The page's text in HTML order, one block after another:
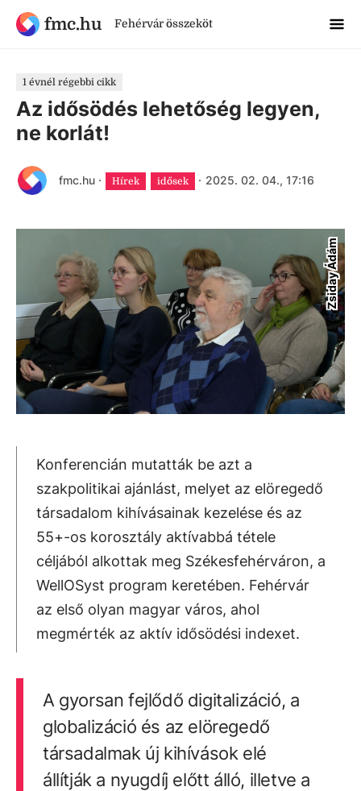
fmc.hu Fehérvár összeköt
1 évnél régebbi cikk
Az idősödés lehetőség legyen,
ne korlát!
fmc.hu · Hírek idősek · 2025. 02. 04., 17:16
Zsiday Ádám
Konferencián mutatták be azt a
szakpolitikai ajánlást, melyet az elöregedő
társadalom kihívásainak kezelése és az
55+-os korosztály aktívabbá tétele
céljából alkottak meg Székesfehérváron, a
WellOSyst program keretében. Fehérvár
az első olyan magyar város, ahol
megmérték az aktív idősödési indexet.
A gyorsan fejlődő digitalizáció, a
globalizáció és az elöregedő
társadalmak új kihívások elé
állítják a nyugdíj előtt álló, illetve a